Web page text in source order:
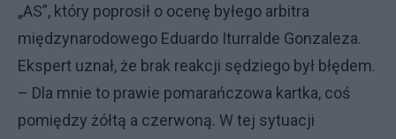
„AS”, który poprosił o ocenę byłego arbitra
międzynarodowego Eduardo Iturralde Gonzaleza.
Ekspert uznał, że brak reakcji sędziego był błędem.
– Dla mnie to prawie pomarańczowa kartka, coś
pomiędzy żółtą a czerwoną. W tej sytuacji